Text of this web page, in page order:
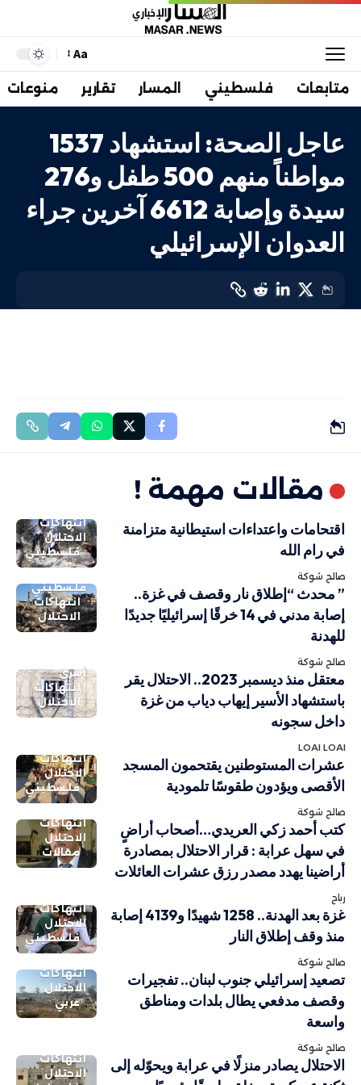
Aa
متابعات فلسطيني المسار تقارير منوعات
عاجل الصحة: استشهاد 1537
مواطناً منهم 500 طفل و276
سيدة وإصابة 6612 آخرين جراء
العدوان الإسرائيلي
مقالات مهمة !
انتهاكات
الاحتلال
فلسطيني
اقتحامات واعتداءات استيطانية متزامنة
في رام الله
صالح شوكة
فلسطيني
انتهاكات
الاحتلال
” محدث “إطلاق نار وقصف في غزة..
إصابة مدني في 14 خرقًا إسرائيليًا جديدًا
للهدنة
صالح شوكة
أسرى
انتهاكات
الاحتلال
معتقل منذ ديسمبر 2023.. الاحتلال يقر
باستشهاد الأسير إيهاب دياب من غزة
داخل سجونه
LOAI LOAI
انتهاكات
الاحتلال
فلسطيني
عشرات المستوطنين يقتحمون المسجد
الأقصى ويؤدون طقوسًا تلمودية
صالح شوكة
انتهاكات
الاحتلال
مقالات
كتب أحمد زكي العريدي…أصحاب أراضٍ
في سهل عرابة : قرار الاحتلال بمصادرة
أراضينا يهدد مصدر رزق عشرات العائلات
رباح
انتهاكات
الاحتلال
فلسطيني
غزة بعد الهدنة.. 1258 شهيدًا و4139 إصابة
منذ وقف إطلاق النار
صالح شوكة
انتهاكات
الاحتلال
عربي
تصعيد إسرائيلي جنوب لبنان.. تفجيرات
وقصف مدفعي يطال بلدات ومناطق
واسعة
صالح شوكة
انتهاكات
الاحتلال
الاحتلال يصادر منزلًا في عرابة ويحوّله إلى